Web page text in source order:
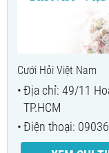
Cưới Hỏi Việt Nam
Địa chỉ: 49/11
TP.HCM
Điện thoại: